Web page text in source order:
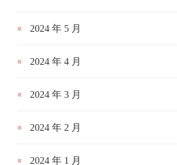
2024 年 5 月
2024 年 4 月
2024 年 3 月
2024 年 2 月
2024 年 1 月